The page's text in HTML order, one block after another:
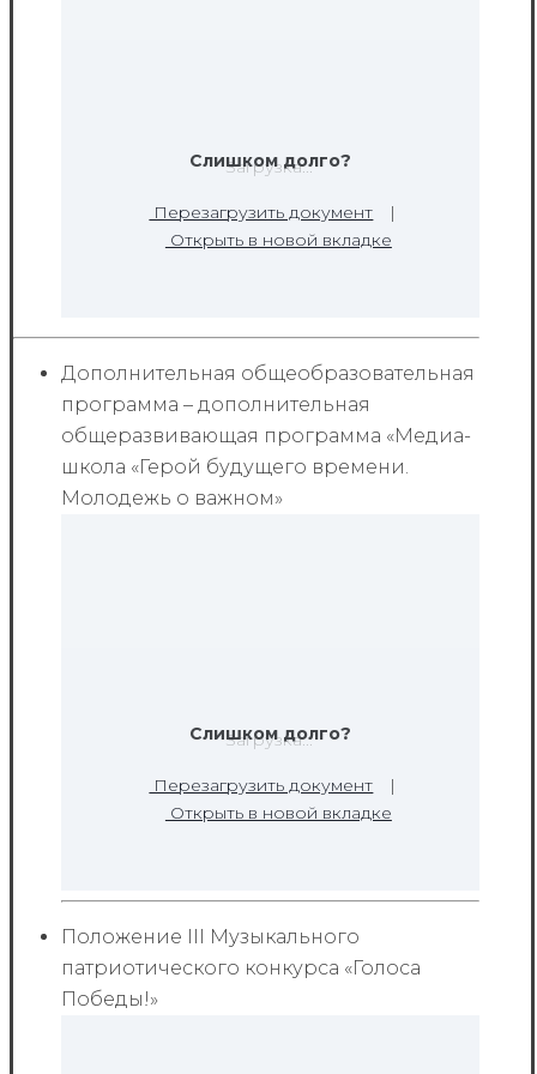
Загрузка...
Слишком долго?
Перезагрузить документ
|
Открыть в новой вкладке
Дополнительная общеобразовательная
программа – дополнительная
общеразвивающая программа «Медиа-
школа «Герой будущего времени.
Молодежь о важном»
Загрузка...
Слишком долго?
Перезагрузить документ
|
Открыть в новой вкладке
Положение III Музыкального
патриотического конкурса «Голоса
Победы!»